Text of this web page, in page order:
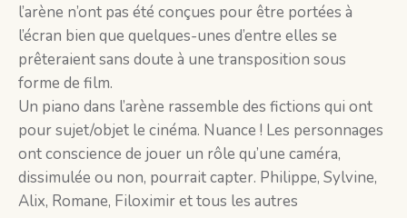
l’arène n’ont pas été conçues pour être portées à
l’écran bien que quelques-unes d’entre elles se
prêteraient sans doute à une transposition sous
forme de film.
Un piano dans l’arène rassemble des fictions qui ont
pour sujet/objet le cinéma. Nuance ! Les personnages
ont conscience de jouer un rôle qu’une caméra,
dissimulée ou non, pourrait capter. Philippe, Sylvine,
Alix, Romane, Filoximir et tous les autres